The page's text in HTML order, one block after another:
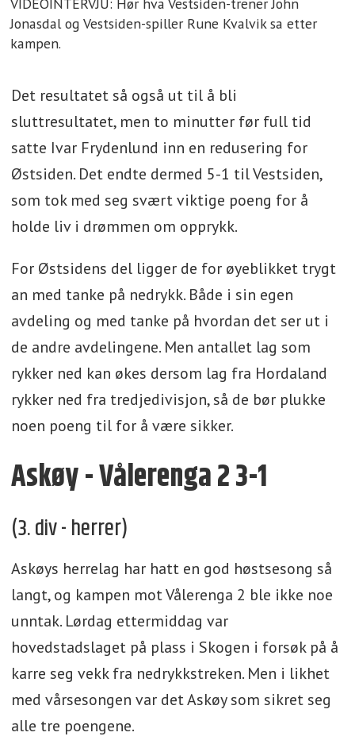
Jonasdal og Vestsiden-spiller Rune Kvalvik sa etter
kampen.
Det resultatet så også ut til å bli
sluttresultatet, men to minutter før full tid
satte Ivar Frydenlund inn en redusering for
Østsiden. Det endte dermed 5-1 til Vestsiden,
som tok med seg svært viktige poeng for å
holde liv i drømmen om opprykk.
For Østsidens del ligger de for øyeblikket trygt
an med tanke på nedrykk. Både i sin egen
avdeling og med tanke på hvordan det ser ut i
de andre avdelingene. Men antallet lag som
rykker ned kan økes dersom lag fra Hordaland
rykker ned fra tredjedivisjon, så de bør plukke
noen poeng til for å være sikker.
Askøy - Vålerenga 2 3-1
(3. div - herrer)
Askøys herrelag har hatt en god høstsesong så
langt, og kampen mot Vålerenga 2 ble ikke noe
unntak. Lørdag ettermiddag var
hovedstadslaget på plass i Skogen i forsøk på å
karre seg vekk fra nedrykkstreken. Men i likhet
med vårsesongen var det Askøy som sikret seg
alle tre poengene.